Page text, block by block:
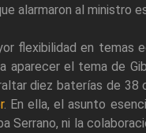
alarmaron al ministro
flexibilidad en temas
aparecer el tema de
diez baterías de
. En ella, el asunto
Serrano, ni la